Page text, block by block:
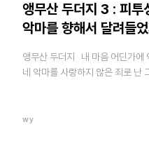
앵무산 두더지 3 : 피투성이 두더지가 다시 일어나
악마를 향해서 달려들었지 하룻강아지가 겁이
앵무산 두더지 내 마음 어딘가에
네 악마를 사랑하지 않은 죄로 난 그만 길을 잃었네 어느 날 두더지 한 마
wy